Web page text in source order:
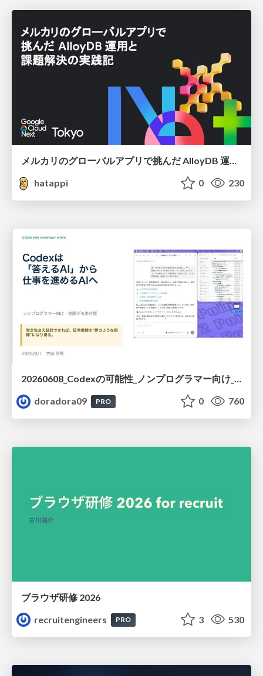
hatappi
0 230
20260608_Codexの可能性_ノンプログラマー向け_大城追記
doradora09
PRO 0 760
ブラウザ研修 2026
recruitengineers
PRO 3 530